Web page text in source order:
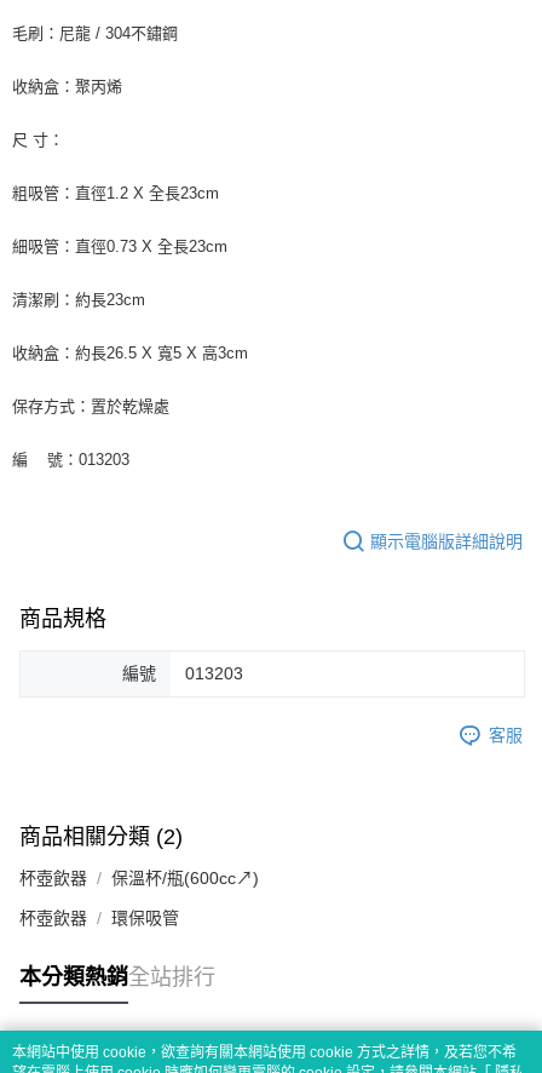
毛刷：尼龍 / 304不鏽鋼
收納盒：聚丙烯
尺 寸：
粗吸管：直徑1.2 X 全長23cm
細吸管：直徑0.73 X 全長23cm
清潔刷：約長23cm
收納盒：約長26.5 X 寬5 X 高3cm
保存方式：置於乾燥處
編 號：013203
顯示電腦版詳細說明
商品規格
編號 013203
客服
商品相關分類 (2)
杯壺飲器 保溫杯/瓶(600cc↗)
杯壺飲器 環保吸管
本分類熱銷全站排行
本網站中使用 cookie，欲查詢有關本網站使用 cookie 方式之詳情，及若您不希